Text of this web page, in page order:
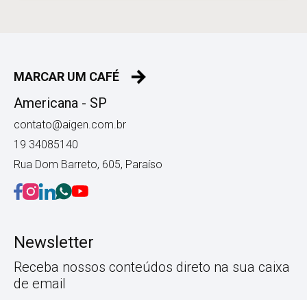
MARCAR UM CAFÉ
Americana - SP
contato@aigen.com.br
19 34085140
Rua Dom Barreto, 605, Paraíso
Newsletter
Receba nossos conteúdos direto na sua caixa
de email